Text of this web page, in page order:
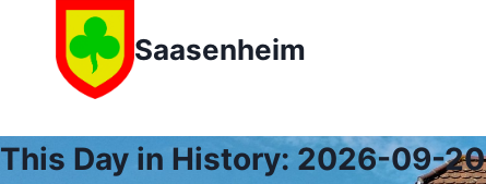
contenu
Saasenheim
This Day in History: 2026-09-20